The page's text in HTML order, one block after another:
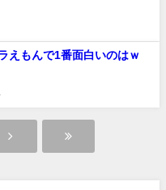
えもんで1番面白いのはｗ